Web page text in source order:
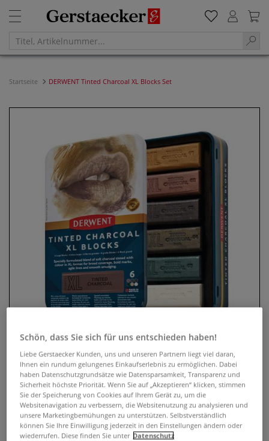
Startseite DERWENT Tinted Charcoal XL Blocks Set
DERWENT Tinted Charcoal XL
Blocks Set
Schön, dass Sie sich für uns entschieden haben!
Liebe Gerstaecker Kunden, uns und unseren Partnern liegt viel daran,
Ihnen ein rundum gelungenes Einkaufserlebnis zu ermöglichen. Dabei
haben Datenschutzgrundsätze wie Datensparsamkeit, Transparenz und
Sicherheit höchste Priorität. Wenn Sie auf „Akzeptieren“ klicken, stimmen
Sie der Speicherung von Cookies auf Ihrem Gerät zu, um die
Websitenavigation zu verbessern, die Websitenutzung zu analysieren und
unsere Marketingbemühungen zu unterstützen. Selbstverständlich
können Sie Ihre Einwilligung jederzeit in den Einstellungen ändern oder
wiederrufen. Diese finden Sie unter Datenschutz